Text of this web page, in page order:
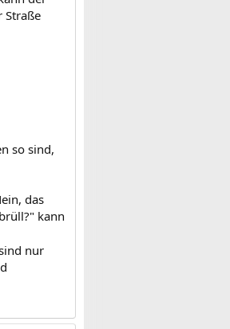
Straße
so sind,
das
kann
nur